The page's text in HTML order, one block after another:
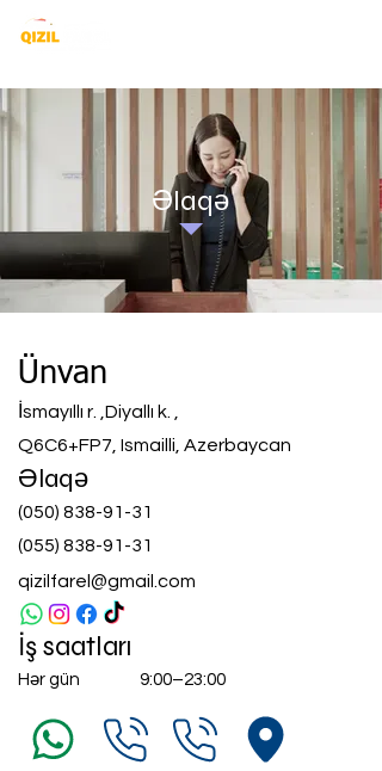
Əlaqə
Ünvan
İsmayıllı r. ,Diyallı k. ,
Q6C6+FP7, Ismailli, Azerbaycan
Əlaqə
(050) 838-91-31
(055) 838-91-31
qizilfarel@gmail.com
İş saatları
Hər gün 9:00–23:00